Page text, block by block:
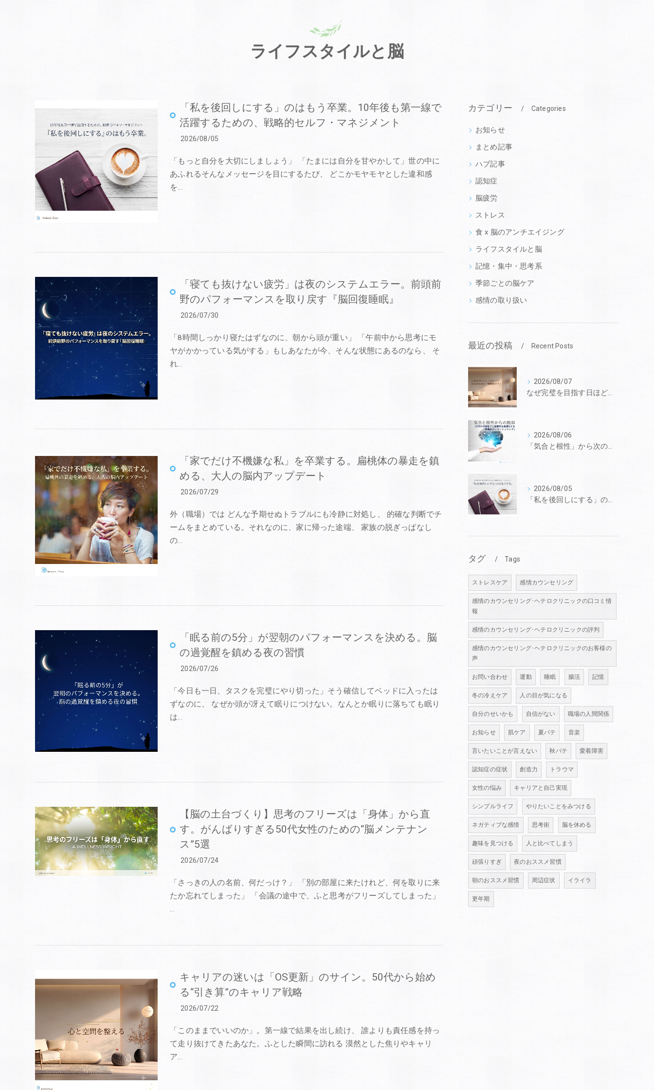
ライフスタイルと脳
「私を後回しにする」のはもう卒業。10年後も第一線で
活躍するための、戦略的セルフ・マネジメント
2026/08/05
「もっと自分を大切にしましょう」 「たまには自分を甘やかして」世の中に
あふれるそんなメッセージを目にするたび、 どこかモヤモヤとした違和感
を…
「寝ても抜けない疲労」は夜のシステムエラー。前頭前
野のパフォーマンスを取り戻す『脳回復睡眠』
2026/07/30
「8時間しっかり寝たはずなのに、朝から頭が重い」 「午前中から思考にモ
ヤがかかっている気がする」もしあなたが今、そんな状態にあるのなら、 そ
れ…
「家でだけ不機嫌な私」を卒業する。扁桃体の暴走を鎮
める、大人の脳内アップデート
2026/07/29
外（職場）では どんな予期せぬトラブルにも冷静に対処し、 的確な判断でチ
ームをまとめている。それなのに、家に帰った途端、 家族の脱ぎっぱなし
の…
「眠る前の5分」が翌朝のパフォーマンスを決める。脳
の過覚醒を鎮める夜の習慣
2026/07/26
「今日も一日、タスクを完璧にやり切った」そう確信してベッドに入ったは
ずなのに、 なぜか頭が冴えて眠りにつけない。なんとか眠りに落ちても眠り
は…
【脳の土台づくり】思考のフリーズは「身体」から直
す。がんばりすぎる50代女性のための“脳メンテナン
ス”5選
2026/07/24
「さっきの人の名前、何だっけ？」 「別の部屋に来たけれど、何を取りに来
たか忘れてしまった」 「会議の途中で、ふと思考がフリーズしてしまった」
…
キャリアの迷いは「OS更新」のサイン。50代から始め
る“引き算”のキャリア戦略
2026/07/22
「このままでいいのか」。第一線で結果を出し続け、 誰よりも責任感を持っ
て走り抜けてきたあなた。ふとした瞬間に訪れる 漠然とした焦りやキャリ
ア…
カテゴリー Categories
お知らせ
まとめ記事
ハブ記事
認知症
脳疲労
ストレス
食 x 脳のアンチエイジング
ライフスタイルと脳
記憶・集中・思考系
季節ごとの脳ケア
感情の取り扱い
最近の投稿 Recent Posts
2026/08/07
なぜ完璧を目指す日ほど心が波立つのか？ 脳のオーバーヒートを鎮める、大人のための「戦略的オフ」
2026/08/06
「気合と根性」から次のフェーズへ。50代の“代謝低下と脳疲労”を最適化する、戦略的コンディショニング
2026/08/05
「私を後回しにする」のはもう卒業。10年後も第一線で活躍するための、戦略的セルフ・マネジメント
タグ Tags
ストレスケア 感情カウンセリング
感情のカウンセリング･ヘテロクリニックの口コミ情
報
感情のカウンセリング･ヘテロクリニックの評判
感情のカウンセリング･ヘテロクリニックのお客様の
声
お問い合わせ 運動 睡眠 腸活 記憶
冬の冷えケア 人の目が気になる
自分のせいかも 自信がない 職場の人間関係
お知らせ 肌ケア 夏バテ 音楽
言いたいことが言えない 秋バテ 愛着障害
認知症の症状 創造力 トラウマ
女性の悩み キャリアと自己実現
シンプルライフ やりたいことをみつける
ネガティブな感情 思考術 脳を休める
趣味を見つける 人と比べてしまう
頑張りすぎ 夜のおススメ習慣
朝のおススメ習慣 周辺症状 イライラ
更年期